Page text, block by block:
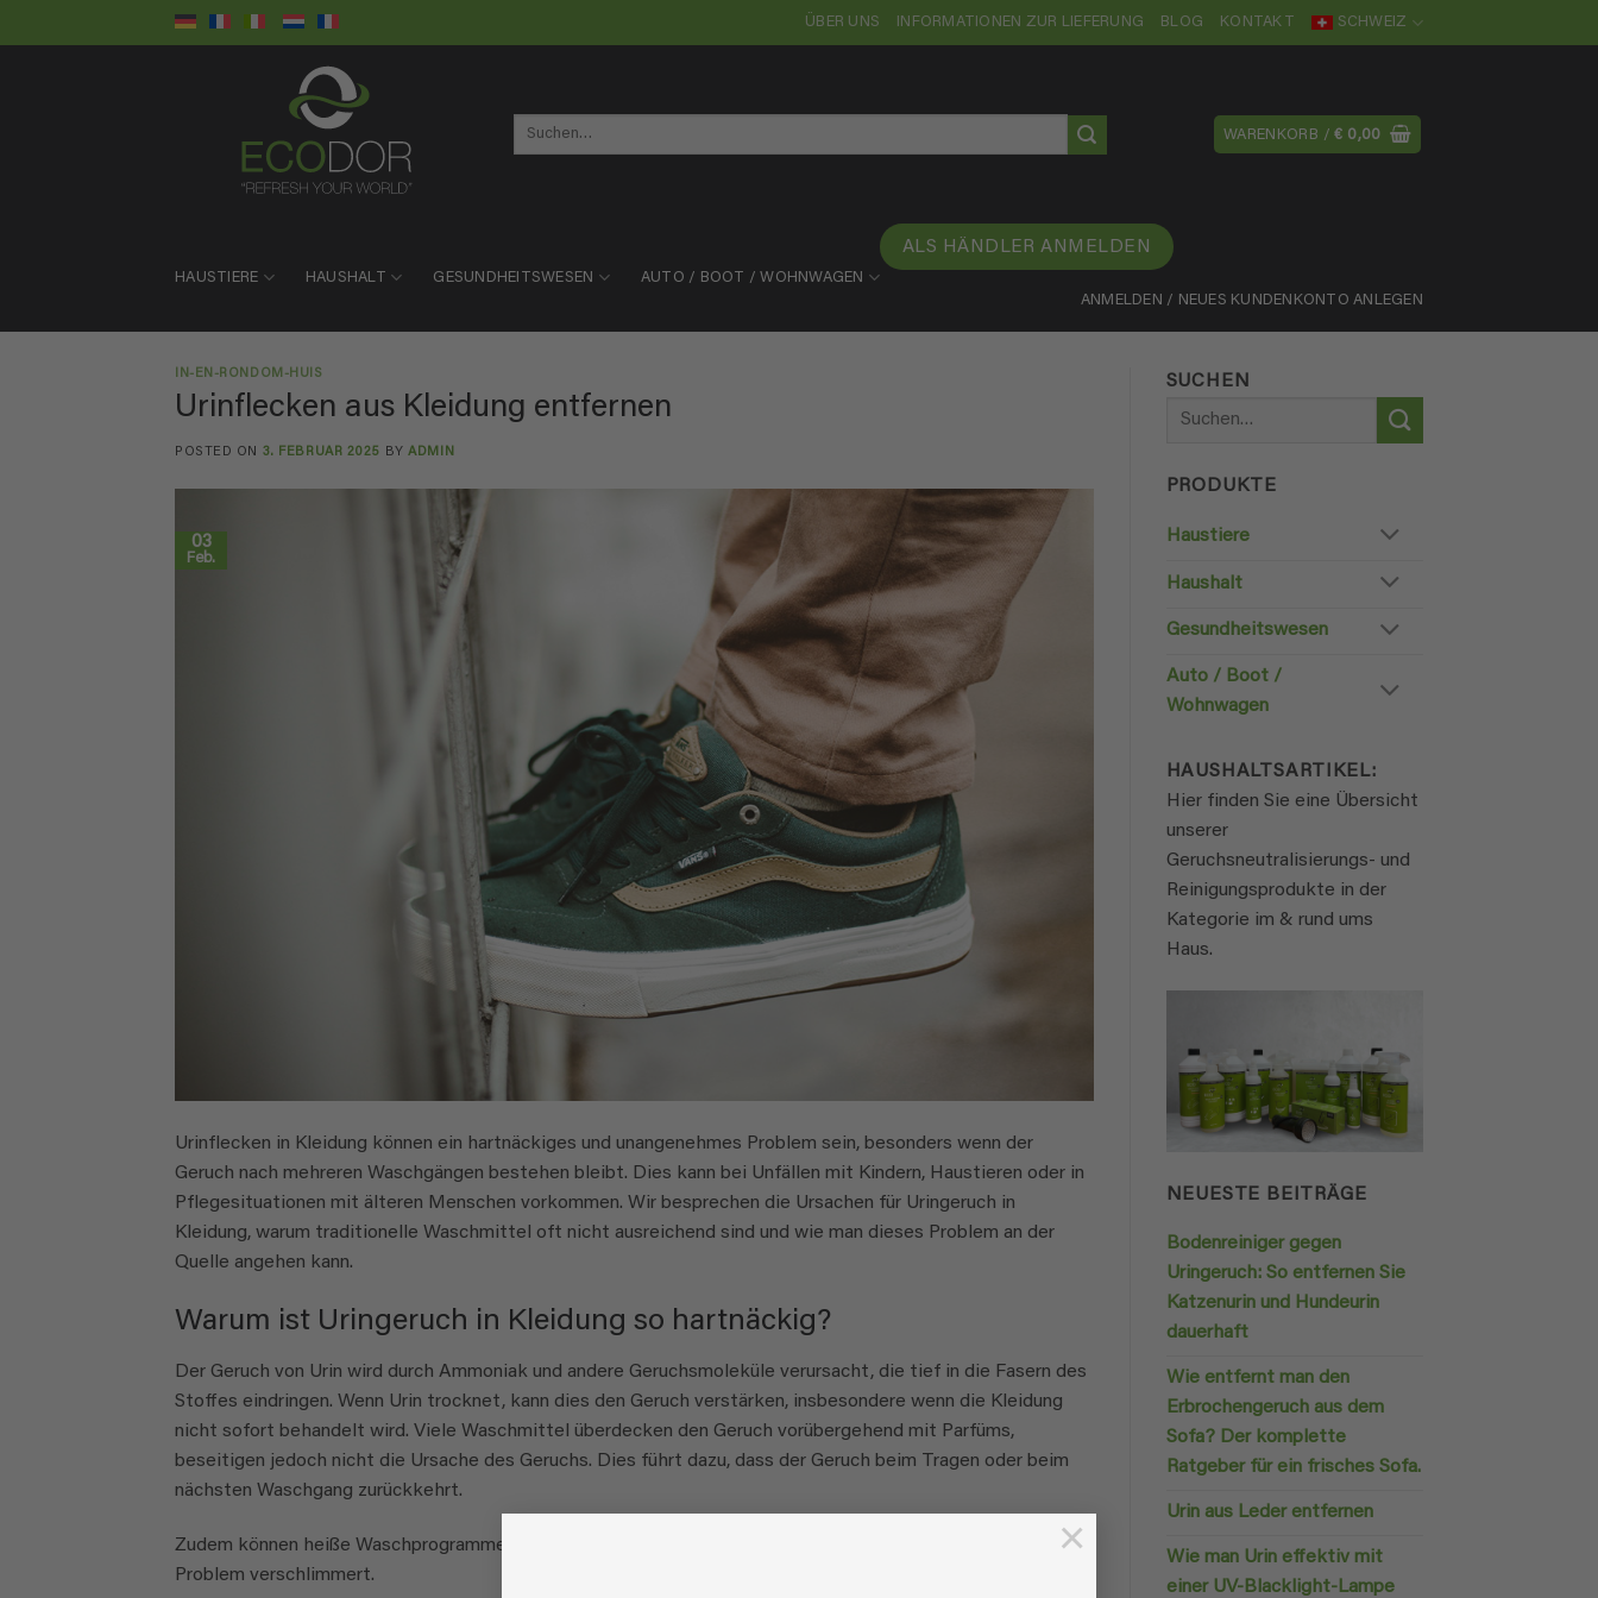
×
to
ÜBER UNS INFORMATIONEN ZUR LIEFERUNG BLOG KONTAKT SCHWEIZ
Suchen
WARENKORB /€ 0,00
HAUSTIERE HAUSHALT GESUNDHEITSWESEN AUTO / BOOT / WOHNWAGEN
ALS HÄNDLER ANMELDEN
ANMELDEN / NEUES KUNDENKONTO ANLEGEN
IN-EN-RONDOM-HUIS
Urinflecken aus Kleidung entfernen
POSTED ON 3. FEBRUAR 2025 BYADMIN
03
Feb.
Urinflecken in Kleidung können ein hartnäckiges und unangenehmes Problem sein, besonders wenn der
Geruch nach mehreren Waschgängen bestehen bleibt. Dies kann bei Unfällen mit Kindern, Haustieren oder in
Pflegesituationen mit älteren Menschen vorkommen. Wir besprechen die Ursachen für Uringeruch in
Kleidung, warum traditionelle Waschmittel oft nicht ausreichend sind und wie man dieses Problem an der
Quelle angehen kann.
Warum ist Uringeruch in Kleidung so hartnäckig?
Der Geruch von Urin wird durch Ammoniak und andere Geruchsmoleküle verursacht, die tief in die Fasern des
Stoffes eindringen. Wenn Urin trocknet, kann dies den Geruch verstärken, insbesondere wenn die Kleidung
nicht sofort behandelt wird. Viele Waschmittel überdecken den Geruch vorübergehend mit Parfüms,
beseitigen jedoch nicht die Ursache des Geruchs. Dies führt dazu, dass der Geruch beim Tragen oder beim
nächsten Waschgang zurückkehrt.
Zudem können heiße Waschprogramme dazu führen, dass Urinsalze tiefer in die Fasern eindringen, was das
Problem verschlimmert.
SUCHEN
Suchen
PRODUKTE
Haustiere
Haushalt
Gesundheitswesen
Auto / Boot /
Wohnwagen
HAUSHALTSARTIKEL:
Hier finden Sie eine Übersicht
unserer
Geruchsneutralisierungs- und
Reinigungsprodukte in der
Kategorie im & rund ums
Haus.
NEUESTE BEITRÄGE
Bodenreiniger gegen
Uringeruch: So entfernen Sie
Katzenurin und Hundeurin
dauerhaft
Wie entfernt man den
Erbrochengeruch aus dem
Sofa? Der komplette
Ratgeber für ein frisches Sofa.
Urin aus Leder entfernen
Wie man Urin effektiv mit
einer UV-Blacklight-Lampe